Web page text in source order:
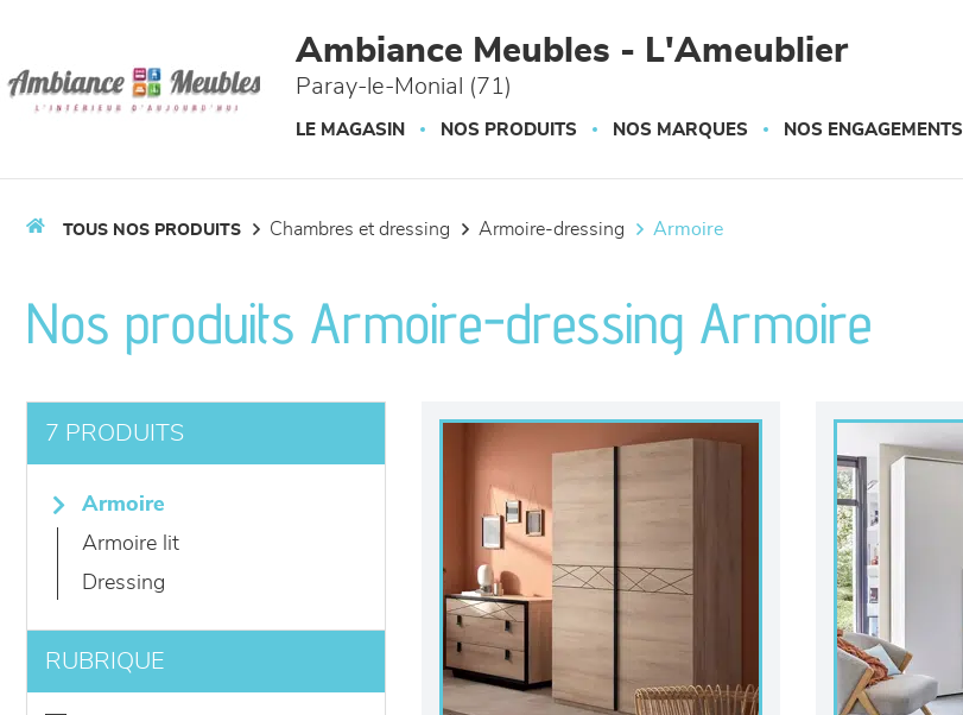
Ambiance Meubles - L'Ameublier
Paray-le-Monial (71)
LE MAGASIN NOS PRODUITS NOS MARQUES NOS ENGAGEMENTS
TOUS NOS PRODUITS chambres et dressing armoire-dressing armoire
Nos produits Armoire-dressing Armoire
7 PRODUITS
armoire
armoire lit
dressing
RUBRIQUE